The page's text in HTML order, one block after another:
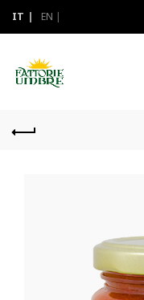
IT EN